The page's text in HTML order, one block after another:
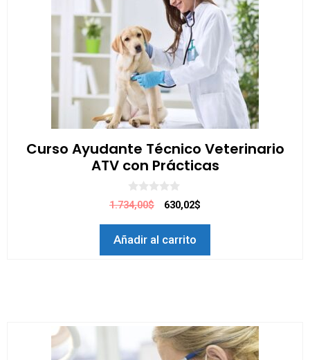
Curso Ayudante Técnico Veterinario
ATV con Prácticas
0
d
1.734,00$ 630,02$
Añadir al carrito